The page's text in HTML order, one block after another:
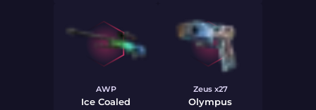
AWP
Ice Coaled
Zeus x27
Olympus